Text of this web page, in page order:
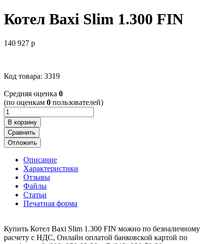
Котел Baxi Slim 1.300 FIN
140 927 p
Код товара: 3319
Cредняя оценка 0
(по оценкам 0 пользователей)
В корзину
Сравнить
Отложить
Описание
Характеристики
Отзывы
Файлы
Статьи
Печатная форма
Купить Котел Baxi Slim 1.300 FIN можно по безналичному
расчету с НДС, Онлайн оплатой банковской картой по